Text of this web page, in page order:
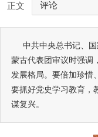
正文 评论
中共中央总书记、
蒙古代表团审议时强调
发展格局。要倍加珍惜
要抓好党史学习教育，
谋复兴。